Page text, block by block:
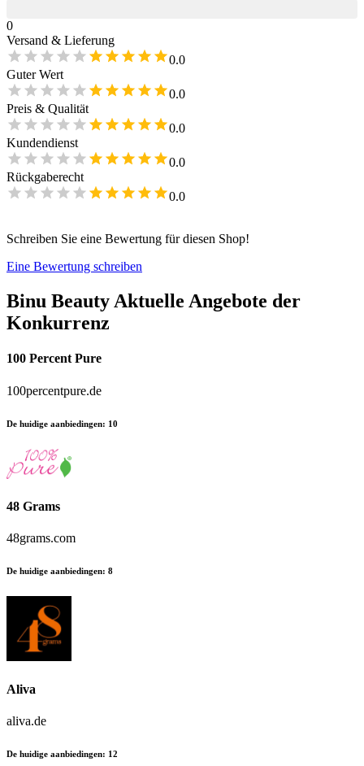
0
Versand & Lieferung
0.0
Guter Wert
0.0
Preis & Qualität
0.0
Kundendienst
0.0
Rückgaberecht
0.0
Schreiben Sie eine Bewertung für diesen Shop!
Eine Bewertung schreiben
Binu Beauty Aktuelle Angebote der
Konkurrenz
100 Percent Pure
100percentpure.de
De huidige aanbiedingen: 10
48 Grams
48grams.com
De huidige aanbiedingen: 8
Aliva
aliva.de
De huidige aanbiedingen: 12